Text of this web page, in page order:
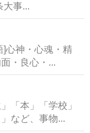
大事...
心神・心魂・精
・良心・...
「本」「学校」
など、事物...